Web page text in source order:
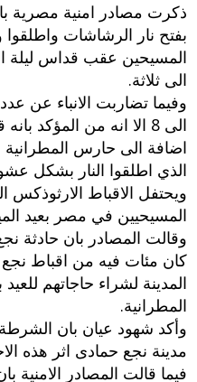
ذكرت مصادر امنية مصرية
بفتح نار الرشاشات
المسيحين عقب قداس ليلة
الى ثلاثة.
اضافة الى حارس
الذي اطلقوا النار بشكل
ويحتفل الاقباط الارثوذكس
المسيحيين في مصر بعيد
وقالت المصادر بان حادثة
كان مئات فيه من اقباط
المدينة لشراء حاجاتهم
المطرانية.
وأكد شهود عيان بان
مدينة نجع حمادى اثر هذه
فيما قالت المصادر الامنية